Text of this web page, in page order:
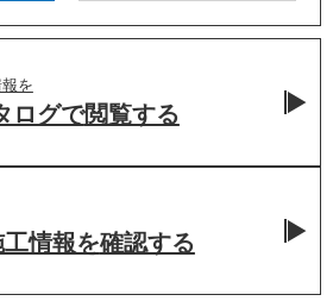
を
ログで閲覧する
情報を確認する